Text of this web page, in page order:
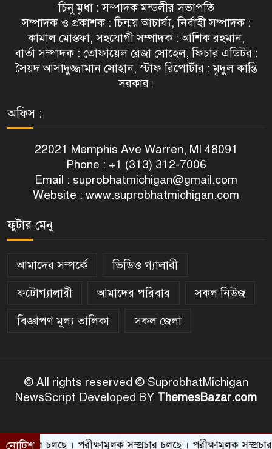
চিনু মৃধা : সম্পাদক মন্ডলীর সভাপতি
সম্পাদক ও প্রকাশক : চিন্ময় আচার্য্য, নির্বাহী সম্পাদক :
কামাল মোস্তফা, সহযোগী সম্পাদক : আশিক রহমান,
বার্তা সম্পাদক : তোফায়েল রেজা সোহেল, ফিচার এডিটর :
সৈয়দ আসাদুজ্জামান সোহান, স্টাফ রিপোর্টার : মৃদুল কান্তি
সরকার।
অফিস :
22021 Memphis Ave Warren, MI 48091
Phone : +1 (313) 312-7006
Email : suprobhatmichigan@gmail.com
Website : www.suprobhatmichigan.com
ফুটার মেনু
আমাদের সম্পর্কে
ভিডিও গ্যালারী
ফটোগ্যালারী
আমাদের পরিবার
সকল নিউজ
বিজ্ঞাপণ মূল্য তালিকা
সকল জেলা
© All rights reserved © SuprobhatMichigan
NewsScript Developed BY ThemesBazar.com
নোটিশ। পরীক্ষামূলক সম্প্রচার চলছে । পরীক্ষামূলক সম্প্রচার চলছে ।